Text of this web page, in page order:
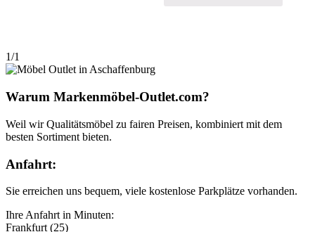
1/1
Warum Markenmöbel-Outlet.com?
Weil wir Qualitätsmöbel zu fairen Preisen, kombiniert mit dem
besten Sortiment bieten.
Anfahrt:
Sie erreichen uns bequem, viele kostenlose Parkplätze vorhanden.
Ihre Anfahrt in Minuten:
Frankfurt (25)